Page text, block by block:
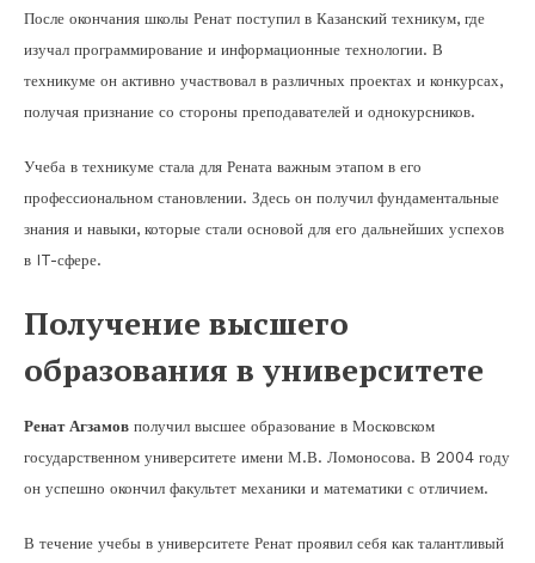
После окончания школы Ренат поступил в Казанский техникум, где
изучал программирование и информационные технологии. В
техникуме он активно участвовал в различных проектах и конкурсах,
получая признание со стороны преподавателей и однокурсников.
Учеба в техникуме стала для Рената важным этапом в его
профессиональном становлении. Здесь он получил фундаментальные
знания и навыки, которые стали основой для его дальнейших успехов
в IT-сфере.
Получение высшего
образования в университете
Ренат Агзамов получил высшее образование в Московском
государственном университете имени М.В. Ломоносова. В 2004 году
он успешно окончил факультет механики и математики с отличием.
В течение учебы в университете Ренат проявил себя как талантливый